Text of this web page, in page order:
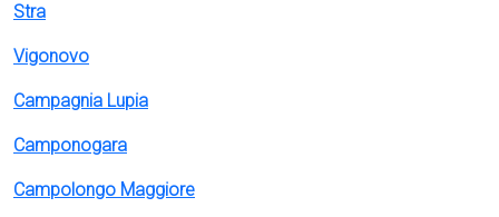
Stra
Vigonovo
Campagnia Lupia
Camponogara
Campolongo Maggiore